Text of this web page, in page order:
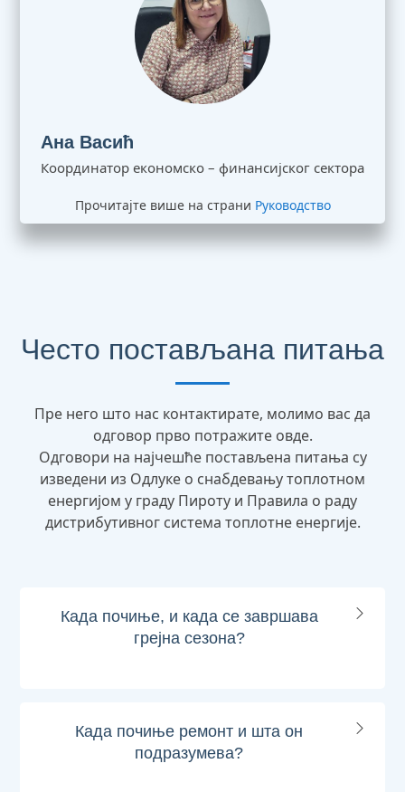
Ана Васић
Координатор економско – финансијског сектора
Прочитајте више на страни Руководство
Често постављана питања
Пре него што нас контактирате, молимо вас да
одговор прво потражите овде.
Одговори на најчешће постављена питања су
изведени из Одлуке о снабдевању топлотном
енергијом у граду Пироту и Правила о раду
дистрибутивног система топлотне енергије.
Када почиње, и када се завршава
грејна сезона?
Када почиње ремонт и шта он
подразумева?